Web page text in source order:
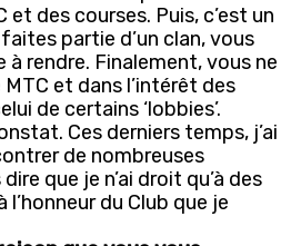
et des courses. Puis, c’est un
partie d’un clan, vous
rendre. Finalement, vous ne
et dans l’intérêt des
de certains ‘lobbies’.
Ces derniers temps, j’ai
de nombreuses
que je n’ai droit qu’à des
du Club que je